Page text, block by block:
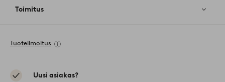
Toimitus
Tuoteilmoitus
Uusi asiakas?